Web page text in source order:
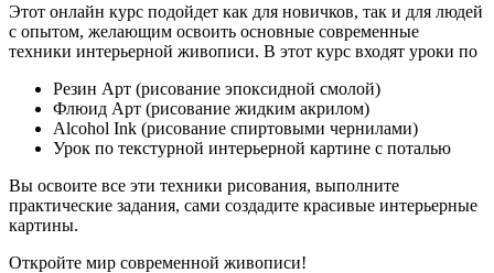
Этот онлайн курс подойдет как для новичков, так и для людей
с опытом, желающим освоить основные современные
техники интерьерной живописи. В этот курс входят уроки по
Резин Арт (рисование эпоксидной смолой)
Флюид Арт (рисование жидким акрилом)
Alcohol Ink (рисование спиртовыми чернилами)
Урок по текстурной интерьерной картине с поталью
Вы освоите все эти техники рисования, выполните
практические задания, сами создадите красивые интерьерные
картины.
Откройте мир современной живописи!